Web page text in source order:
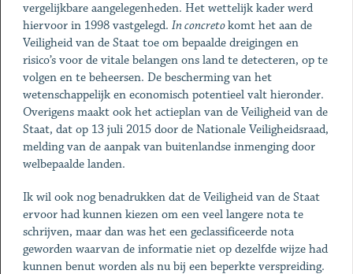
vergelijkbare aangelegenheden. Het wettelijk kader werd
hiervoor in 1998 vastgelegd. In concretokomt het aan de
Veiligheid van de Staat toe om bepaalde dreigingen en
risico’s voor de vitale belangen ons land te detecteren, op te
volgen en te beheersen. De bescherming van het
wetenschappelijk en economisch potentieel valt hieronder.
Overigens maakt ook het actieplan van de Veiligheid van de
Staat, dat op 13 juli 2015 door de Nationale Veiligheidsraad,
melding van de aanpak van buitenlandse inmenging door
welbepaalde landen.
Ik wil ook nog benadrukken dat de Veiligheid van de Staat
ervoor had kunnen kiezen om een veel langere nota te
schrijven, maar dan was het een geclassificeerde nota
geworden waarvan de informatie niet op dezelfde wijze had
kunnen benut worden als nu bij een beperkte verspreiding.